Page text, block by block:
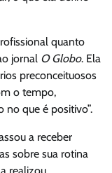
quanto
jornal O Globo. Ela
preconceituosos
o tempo,
no que é positivo”.
a receber
sobre sua rotina